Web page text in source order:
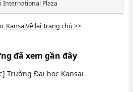
International Plaza
KansaiVề lại Trang chủ >>
đã xem gần đây
Trường Đại học Kansai